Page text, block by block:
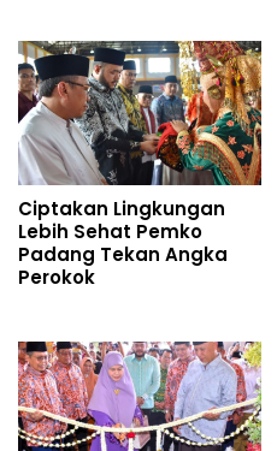
Ciptakan Lingkungan
Lebih Sehat Pemko
Padang Tekan Angka
Perokok